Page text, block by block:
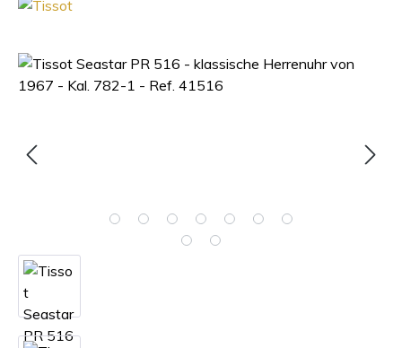
Bildergalerie überspringen